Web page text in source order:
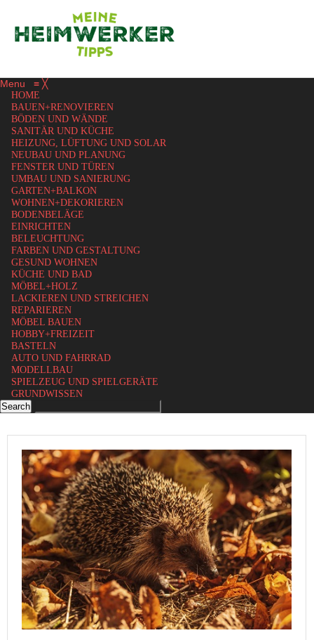
Menu ≡ ╳
HOME
BAUEN+RENOVIEREN
BÖDEN UND WÄNDE
SANITÄR UND KÜCHE
HEIZUNG, LÜFTUNG UND SOLAR
NEUBAU UND PLANUNG
FENSTER UND TÜREN
UMBAU UND SANIERUNG
GARTEN+BALKON
WOHNEN+DEKORIEREN
BODENBELÄGE
EINRICHTEN
BELEUCHTUNG
FARBEN UND GESTALTUNG
GESUND WOHNEN
KÜCHE UND BAD
MÖBEL+HOLZ
LACKIEREN UND STREICHEN
REPARIEREN
MÖBEL BAUEN
HOBBY+FREIZEIT
BASTELN
AUTO UND FAHRRAD
MODELLBAU
SPIELZEUG UND SPIELGERÄTE
GRUNDWISSEN